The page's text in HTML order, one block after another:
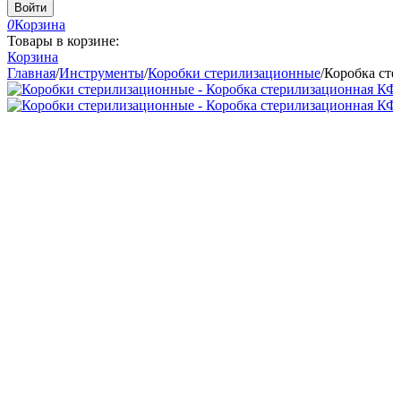
Войти
0Корзина
Товары в корзине:
Корзина
Главная/Инструменты/Коробки стерилизационные/Коробка